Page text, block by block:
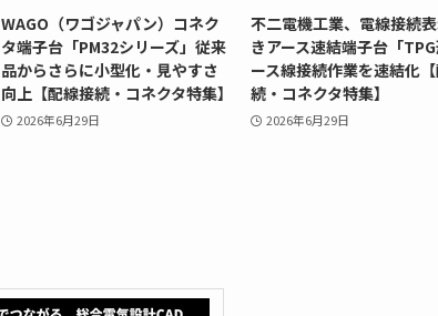
WAGO（ワゴジャパン）コネク
タ端子台「PM32シリーズ」従来
品からさらに小型化・見やすさ
向上【配線接続・コネクタ特集】
2026年6月29日
不二電機工業、電線接続
きアース速結端子台「
ース線接続作業を速結化
続・コネクタ特集】
2026年6月29日